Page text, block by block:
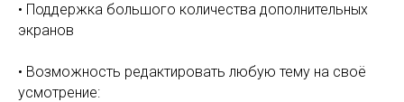
• Поддержка большого количества дополнительных
экранов
• Возможность редактировать любую тему на своё
усмотрение: